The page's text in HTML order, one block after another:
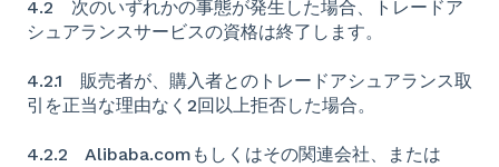
4.2 次のいずれかの事態が発生した場合、トレードア
シュアランスサービスの資格は終了します。
4.2.1 販売者が、購入者とのトレードアシュアランス取
引を正当な理由なく2回以上拒否した場合。
4.2.2 Alibaba.comもしくはその関連会社、または